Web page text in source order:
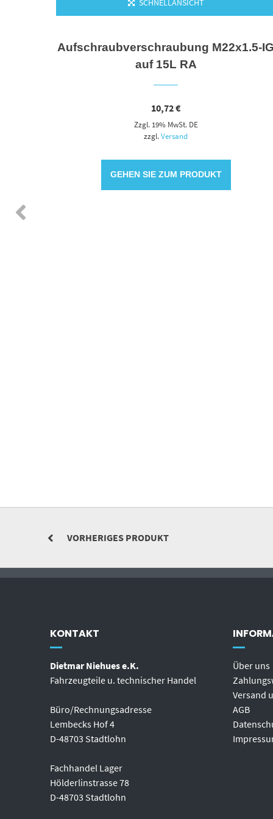
SCHNELLANSICHT
Aufschraubverschraubung M22x1.5-IG
auf 15L RA
10,72€
Zzgl. 19% MwSt. DE
zzgl.Versand
GEHEN SIE ZUM PRODUKT
VORHERIGES PRODUKT
KONTAKT
Dietmar Niehues e.K.
Fahrzeugteile u. technischer Handel
Büro/Rechnungsadresse
Lembecks Hof 4
D-48703 Stadtlohn
Fachhandel Lager
Hölderlinstrasse 78
D-48703 Stadtlohn
Über uns
Versand
AGB